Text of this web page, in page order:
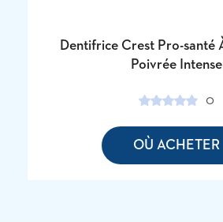
Dentifrice Crest Pro-santé
Poivrée Intense
0
OÙ ACHETER